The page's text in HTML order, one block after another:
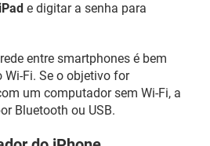
iPad e digitar a senha para
entre smartphones é bem
Fi. Se o objetivo for
um computador sem Wi-Fi, a
Bluetooth ou USB.